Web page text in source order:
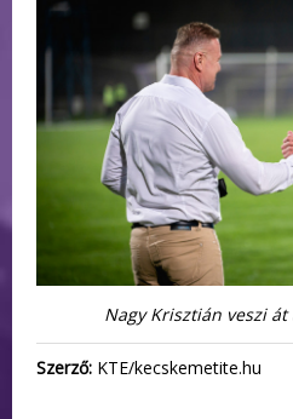
Nagy Krisztián veszi
Szerző: KTE/kecskemetite.hu